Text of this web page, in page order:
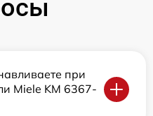
при
Miele KM 6367-